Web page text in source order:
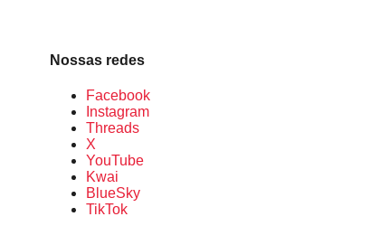
Nossas redes
Facebook
Instagram
Threads
X
YouTube
Kwai
BlueSky
TikTok